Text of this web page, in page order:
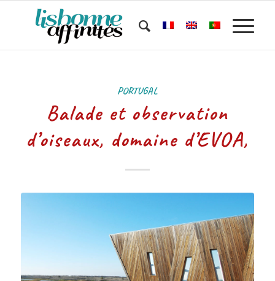
PORTUGAL
Balade et observation
d’oiseaux, domaine d’EVOA,